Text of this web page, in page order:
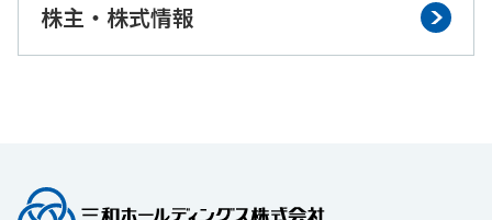
株主・株式情報